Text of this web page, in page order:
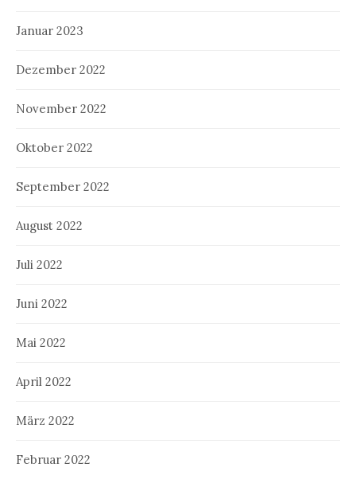
Januar 2023
Dezember 2022
November 2022
Oktober 2022
September 2022
August 2022
Juli 2022
Juni 2022
Mai 2022
April 2022
März 2022
Februar 2022